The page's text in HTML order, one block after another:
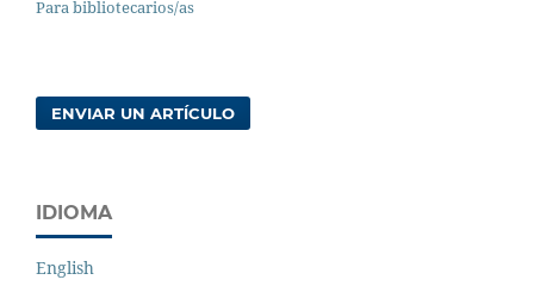
Para bibliotecarios/as
ENVIAR UN ARTÍCULO
IDIOMA
English